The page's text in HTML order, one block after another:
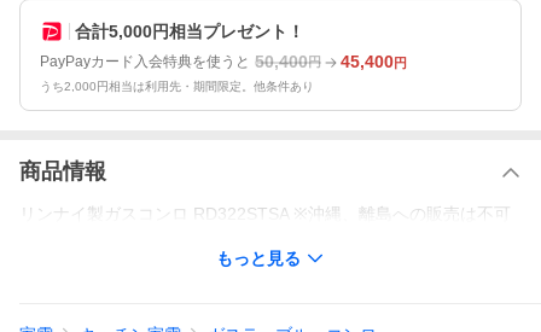
合計5,000円相当プレゼント！
PayPayカード入会特典を使うと 50,400円 45,400円
うち2,000円相当は利用先・期間限定。他条件あり
商品情報
リンナイ製ガスコンロ RD322STSA ※沖縄、離島への販売は不可
もっと見る